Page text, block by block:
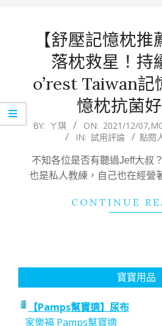
【舒壓記憶枕推
落枕救星！持
o’rest Taiwan記
憶枕抗菌
2021-
07
BY: ㄚ琪 ON: 2021/12/07
IN: 試用評論 點閱
不知各位是否有聽過Jeff大叔
也是私人教練，自己也在經營
CONTINUE
寶寶用品
【Pamps幫寶適】尿布
家樂福 Pamps幫寶適